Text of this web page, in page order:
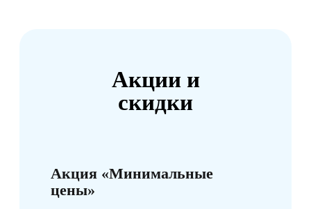
Акции и
скидки
Акция «Минимальные
цены»